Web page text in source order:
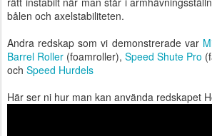
bålen och axelstabiliteten.
Andra redskap som vi demonstrerade var
Barrel Roller (foamroller), Speed Shute Pro
och Speed Hurdels
Här ser ni hur man kan använda redskapet